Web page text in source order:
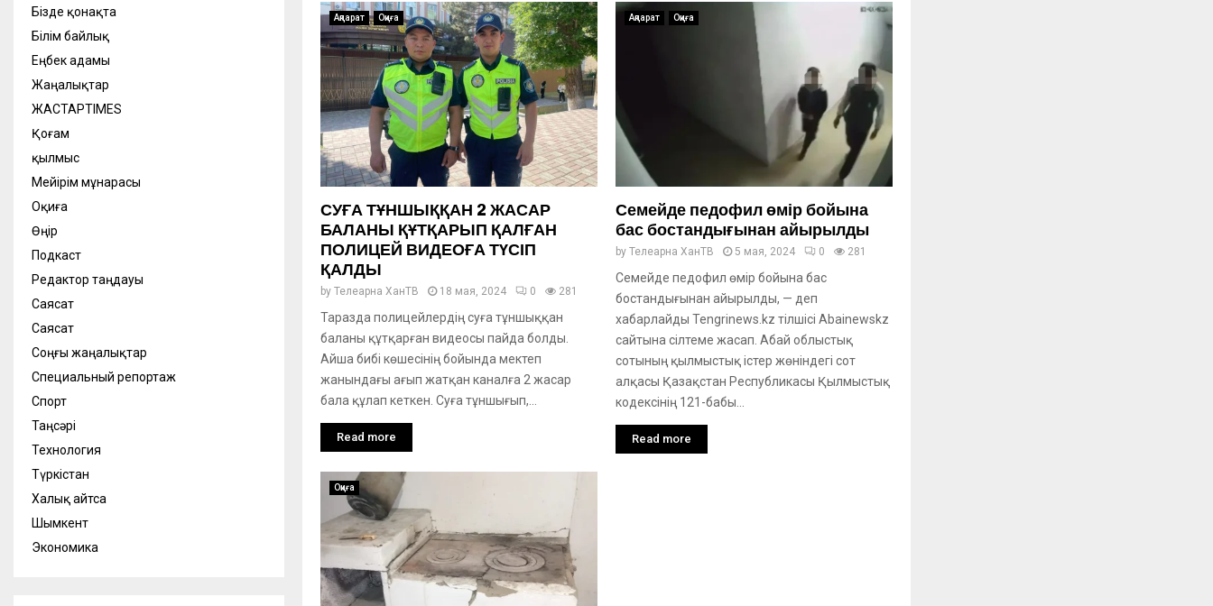
Ақпарат Оқиға
СУҒА ТҰНШЫҚҚАН 2 ЖАСАР
БАЛАНЫ ҚҰТҚАРЫП ҚАЛҒАН
ПОЛИЦЕЙ ВИДЕОҒА ТҮСІП
ҚАЛДЫ
by Телеарна ХанТВ 18 мая, 2024 0 281
Таразда полицейлердің суға тұншыққан
баланы құтқарған видеосы пайда болды.
Айша бибі көшесінің бойында мектеп
жанындағы ағып жатқан каналға 2 жасар
бала құлап кеткен. Суға тұншығып,...
Read more
Ақпарат Оқиға
Семейде педофил өмір бойына
бас бостандығынан айырылды
by Телеарна ХанТВ 5 мая, 2024 0 281
Семейде педофил өмір бойына бас
бостандығынан айырылды, — деп
хабарлайды Tengrinews.kz тілшісі Abainewskz
сайтына сілтеме жасап. Абай облыстық
сотының қылмыстық істер жөніндегі сот
алқасы Қазақстан Республикасы Қылмыстық
кодексінің 121-бабы...
Read more
Оқиға
Бізде қонақта
Білім байлық
Еңбек адамы
Жаңалықтар
ЖАСТАРTIMES
Қоғам
қылмыс
Мейірім мұнарасы
Оқиға
Өңір
Подкаст
Редактор таңдауы
Саясат
Саясат
Соңғы жаңалықтар
Специальный репортаж
Спорт
Таңсәрі
Технология
Түркістан
Халық айтса
Шымкент
Экономика